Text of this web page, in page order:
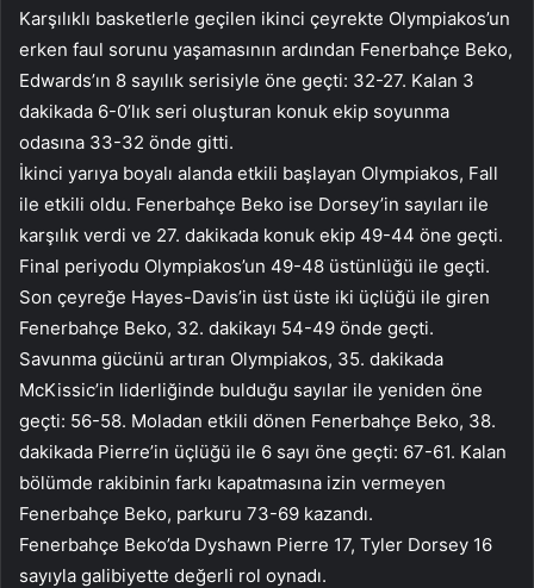
Karşılıklı basketlerle geçilen ikinci çeyrekte Olympiakos’un
erken faul sorunu yaşamasının ardından Fenerbahçe Beko,
Edwards’ın 8 sayılık serisiyle öne geçti: 32-27. Kalan 3
dakikada 6-0’lık seri oluşturan konuk ekip soyunma
odasına 33-32 önde gitti.
İkinci yarıya boyalı alanda etkili başlayan Olympiakos, Fall
ile etkili oldu. Fenerbahçe Beko ise Dorsey’in sayıları ile
karşılık verdi ve 27. dakikada konuk ekip 49-44 öne geçti.
Final periyodu Olympiakos’un 49-48 üstünlüğü ile geçti.
Son çeyreğe Hayes-Davis’in üst üste iki üçlüğü ile giren
Fenerbahçe Beko, 32. dakikayı 54-49 önde geçti.
Savunma gücünü artıran Olympiakos, 35. dakikada
McKissic’in liderliğinde bulduğu sayılar ile yeniden öne
geçti: 56-58. Moladan etkili dönen Fenerbahçe Beko, 38.
dakikada Pierre’in üçlüğü ile 6 sayı öne geçti: 67-61. Kalan
bölümde rakibinin farkı kapatmasına izin vermeyen
Fenerbahçe Beko, parkuru 73-69 kazandı.
Fenerbahçe Beko’da Dyshawn Pierre 17, Tyler Dorsey 16
sayıyla galibiyette değerli rol oynadı.